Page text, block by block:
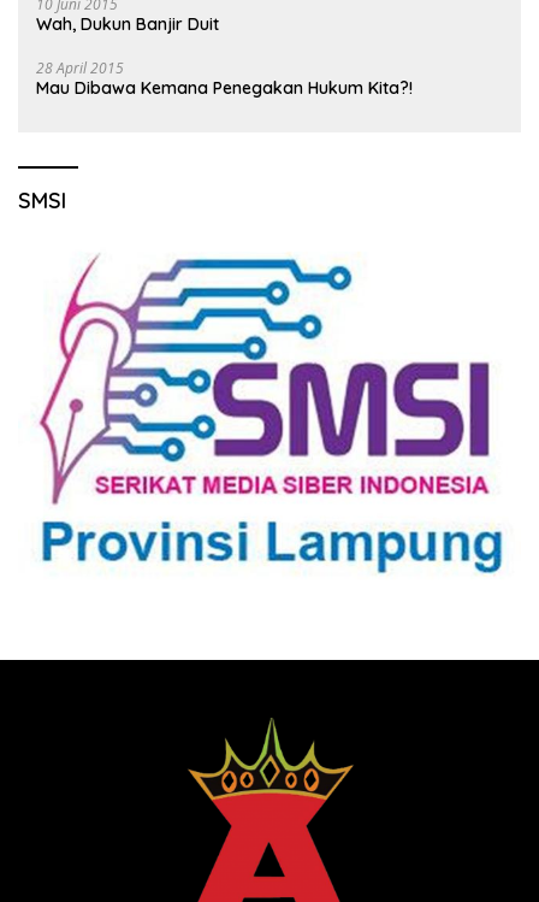
10 Juni 2015
Wah, Dukun Banjir Duit
28 April 2015
Mau Dibawa Kemana Penegakan Hukum Kita?!
SMSI